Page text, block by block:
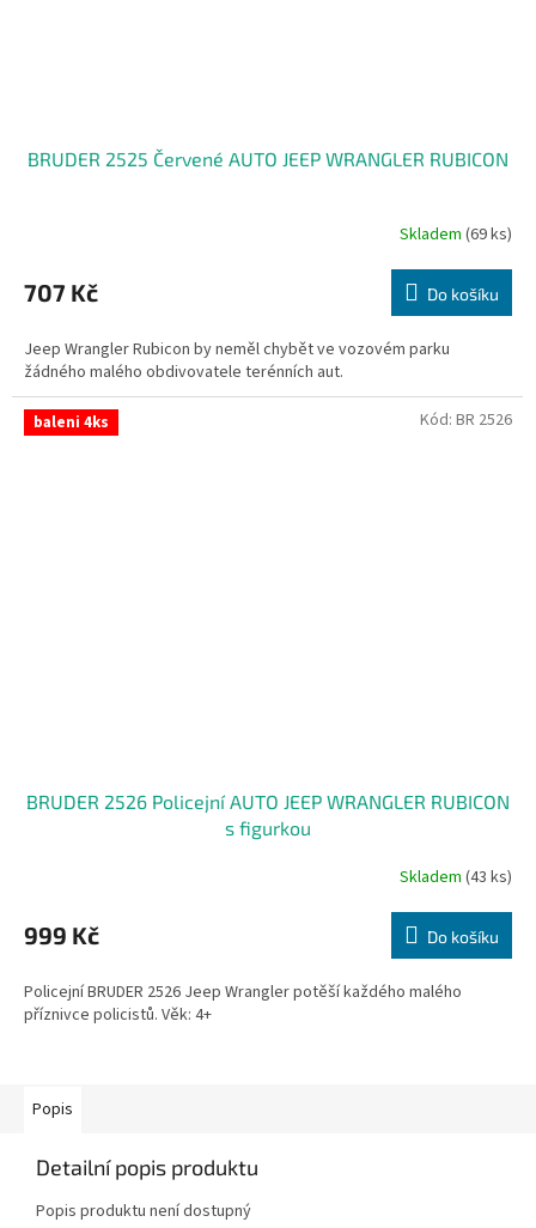
BRUDER 2525 Červené AUTO JEEP WRANGLER RUBICON
produktu
je
z
5
hvězdiček.
Skladem(69 ks)
707 Kč Do košíku
Jeep Wrangler Rubicon by neměl chybět ve vozovém parku
žádného malého obdivovatele terénních aut.
baleni 4ks
BRUDER 2526 Policejní AUTO JEEP WRANGLER RUBICON
s figurkou
Skladem (43 ks)
999 Kč Do košíku
Policejní BRUDER 2526 Jeep Wrangler potěší každého malého
příznivce policistů. Věk: 4+
Kód: BR 2526
Popis
Detailní popis produktu
Popis produktu není dostupný